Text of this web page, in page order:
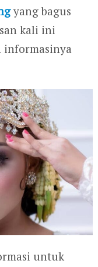
yang bagus
kali ini
informasinya
untuk